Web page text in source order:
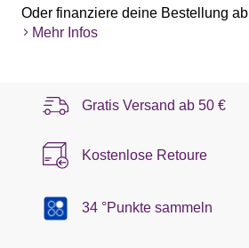
Oder finanziere deine Bestellung ab
Mehr Infos
Gratis Versand ab 50 €
Kostenlose Retoure
34 °Punkte sammeln